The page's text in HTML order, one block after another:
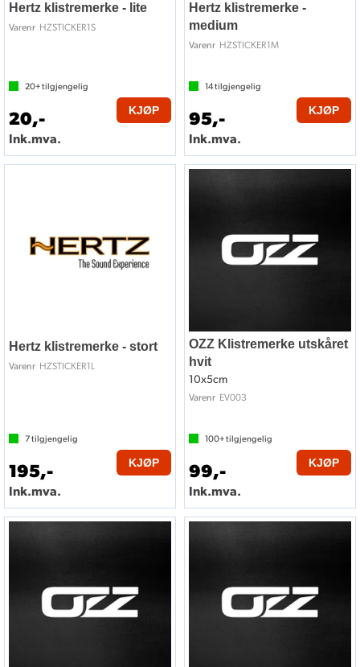
Hertz klistremerke - lite
Varenr HZSTICKER1S
20+tilgjengelig
20,-
Ink.mva.
KJØP
Hertz klistremerke -
medium
Varenr HZSTICKER1M
14tilgjengelig
95,-
Ink.mva.
KJØP
Hertz klistremerke - stort
Varenr HZSTICKER1L
7tilgjengelig
195,-
Ink.mva.
KJØP
OZZ Klistremerke utskåret
hvit
10x5cm
Varenr EV003
100+tilgjengelig
99,-
Ink.mva.
KJØP